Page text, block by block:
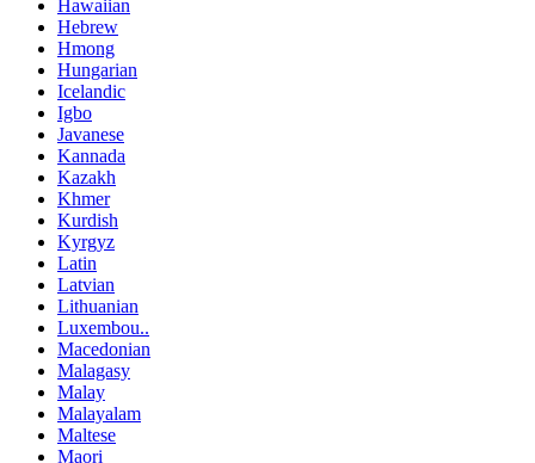
Hawaiian
Hebrew
Hmong
Hungarian
Icelandic
Igbo
Javanese
Kannada
Kazakh
Khmer
Kurdish
Kyrgyz
Latin
Latvian
Lithuanian
Luxembou..
Macedonian
Malagasy
Malay
Malayalam
Maltese
Maori